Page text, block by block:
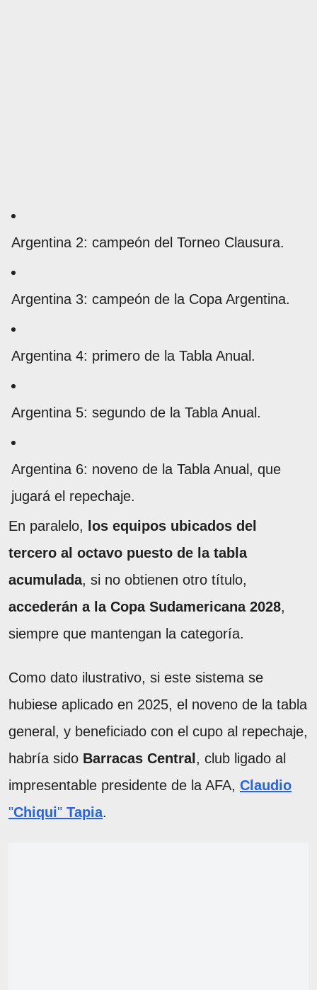
Argentina 2: campeón del Torneo Clausura.
Argentina 3: campeón de la Copa Argentina.
Argentina 4: primero de la Tabla Anual.
Argentina 5: segundo de la Tabla Anual.
Argentina 6: noveno de la Tabla Anual, que
jugará el repechaje.
En paralelo,
los equipos ubicados del
tercero al octavo puesto de la tabla
acumulada, si no obtienen otro título,
accederán a la Copa Sudamericana 2028,
siempre que mantengan la categoría.
Como dato ilustrativo, si este sistema se
hubiese aplicado en 2025, el noveno de la tabla
general, y beneficiado con el cupo al repechaje,
habría sido Barracas Central , club ligado al
impresentable presidente de la AFA, Claudio
"Chiqui" Tapia.